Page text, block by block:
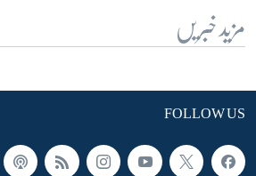
مزید خبریں
FOLLOW US